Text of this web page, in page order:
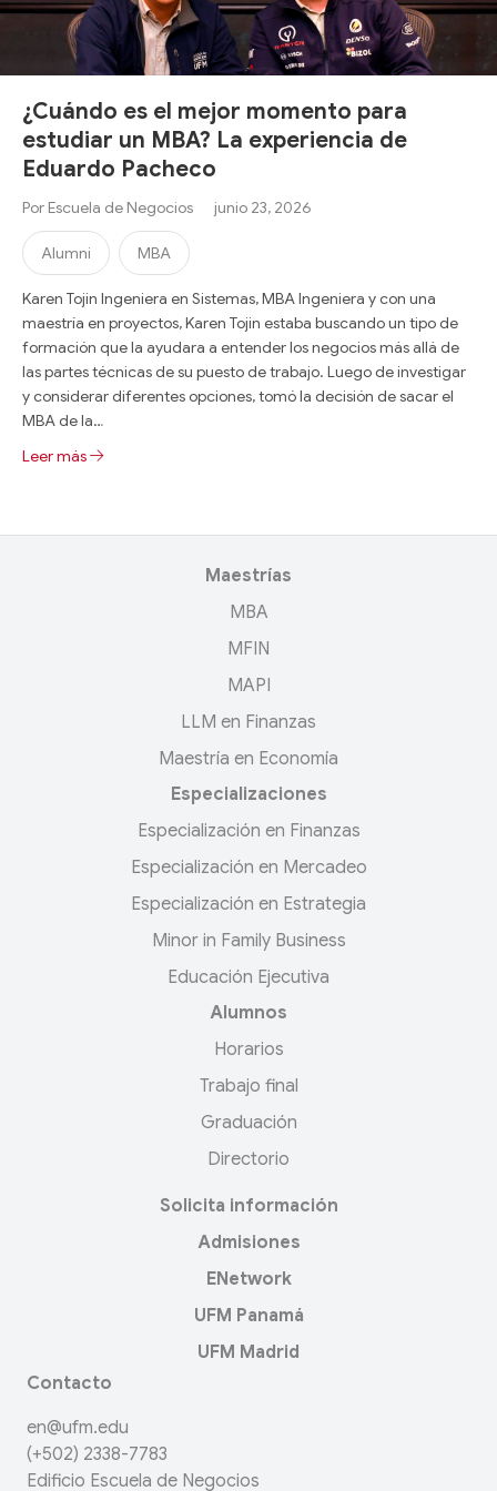
¿Cuándo es el mejor momento para
estudiar un MBA? La experiencia de
Eduardo Pacheco
Por Escuela de Negocios junio 23, 2026
Alumni MBA
Karen Tojin Ingeniera en Sistemas, MBA Ingeniera y con una
maestría en proyectos, Karen Tojin estaba buscando un tipo de
formación que la ayudara a entender los negocios más allá de
las partes técnicas de su puesto de trabajo. Luego de investigar
y considerar diferentes opciones, tomó la decisión de sacar el
MBA de la…
Leer más
Maestrías
MBA
MFIN
MAPI
LLM en Finanzas
Maestría en Economía
Especializaciones
Especialización en Finanzas
Especialización en Mercadeo
Especialización en Estrategia
Minor in Family Business
Educación Ejecutiva
Alumnos
Horarios
Trabajo final
Graduación
Directorio
Solicita información
Admisiones
ENetwork
UFM Panamá
UFM Madrid
Contacto
en@ufm.edu
(+502) 2338-7783
Edificio Escuela de Negocios